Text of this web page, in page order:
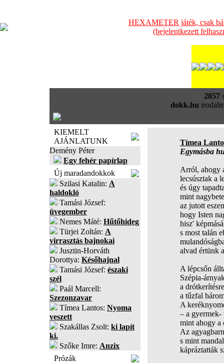
HEXAMETER játék, csak
(bejelentkezett
2857
dokk.hu
KIEMELT
AJÁNLATUNK
Demény Péter
Egy fehér papírlap
Új maradandokkok
Szilasi Katalin: A
haldokló
Tamási József:
üvegember
Nemes Máté: Hűtőhideg
Türjei Zoltán: A
virrasztás bajnokai
Jusztin-Horváth
Dorottya: Későhajnal
Tamási József: északi
szél
Paál Marcell:
Szezonzavar
Tímea Lantos: Nyoma
veszett
Szakállas Zsolt: ki lapít
ki.
Szőke Imre: Anzix
Prózák
Tímea
Egymásba
Arról, ahogy
lecsúsztak a
és úgy
mint
az jutott
hogy Isten
hisz'
s most talán
alvad értünk
A lépcsőn
Szépia-
a
a tűzfal
A
– a
mint ahogy a
Az
s mint
kápráztatták